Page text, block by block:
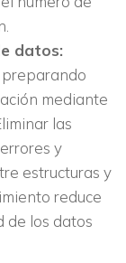
datos:
preparando
mediante
las
y
estructuras y
reduce
de los datos